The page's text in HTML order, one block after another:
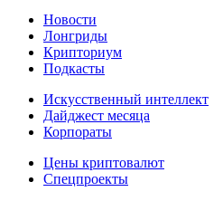
Новости
Лонгриды
Крипториум
Подкасты
Искусственный интеллект
Дайджест месяца
Корпораты
Цены криптовалют
Спецпроекты